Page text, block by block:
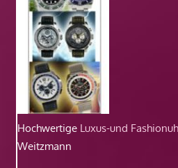
Hochwertige Luxus-und
Weitzmann